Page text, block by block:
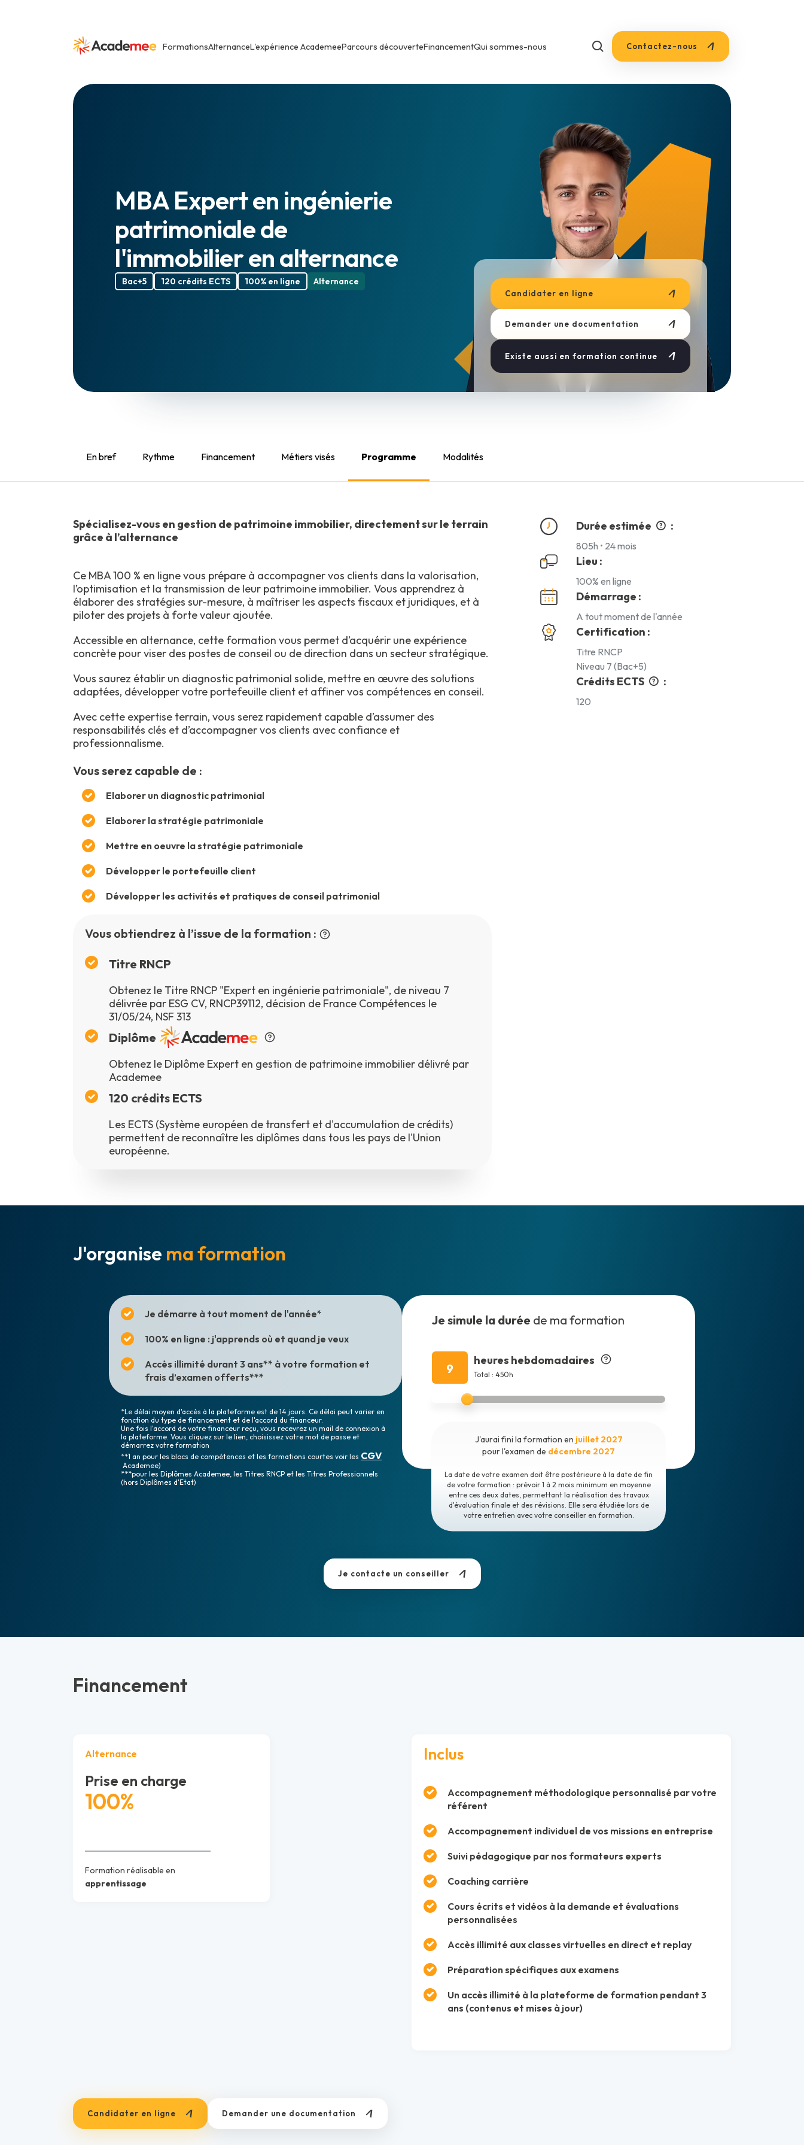
FormationsAlternanceL'expérience AcademeeParcours découverteFinancementQui sommes-nous Contactez-nous
MBA Expert en ingénierie
patrimoniale de
l'immobilieren alternance
Bac+5 120 crédits ECTS 100% en ligne Alternance
Candidater en ligne
Demander une documentation
Existe aussi en formation continue
En bref Rythme Financement Métiers visés Programme Modalités
Spécialisez-vous en gestion de patrimoine immobilier, directement sur le terrain
grâce à l’alternance
Ce MBA 100 % en ligne vous prépare à accompagner vos clients dans la valorisation,
l’optimisation et la transmission de leur patrimoine immobilier. Vous apprendrez à
élaborer des stratégies sur-mesure, à maîtriser les aspects fiscaux et juridiques, et à
piloter des projets à forte valeur ajoutée.
Accessible en alternance, cette formation vous permet d’acquérir une expérience
concrète pour viser des postes de conseil ou de direction dans un secteur stratégique.
Vous saurez établir un diagnostic patrimonial solide, mettre en œuvre des solutions
adaptées, développer votre portefeuille client et affiner vos compétences en conseil.
Avec cette expertise terrain, vous serez rapidement capable d’assumer des
responsabilités clés et d’accompagner vos clients avec confiance et
professionnalisme.
Vous serez capable de :
Elaborer un diagnostic patrimonial
Elaborer la stratégie patrimoniale
Mettre en oeuvre la stratégie patrimoniale
Développer le portefeuille client
Développer les activités et pratiques de conseil patrimonial
Vous obtiendrez à l’issue de la formation :
Titre RNCP
Obtenez le Titre RNCP "Expert en ingénierie patrimoniale", de niveau 7
délivrée par ESG CV, RNCP39112, décision de France Compétences le
31/05/24, NSF 313
Diplôme
Obtenez le Diplôme Expert en gestion de patrimoine immobilier délivré par
Academee
120 crédits ECTS
Les ECTS (Système européen de transfert et d'accumulation de crédits)
permettent de reconnaître les diplômes dans tous les pays de l'Union
européenne.
Durée estimée :
805h • 24 mois
Lieu :
100% en ligne
Démarrage :
A tout moment de l'année
Certification :
Titre RNCP
Niveau 7 (Bac+5)
Crédits ECTS :
120
J'organise ma formation
Je démarre à tout moment de l'année*
100% en ligne : j'apprends où et quand je veux
Accès illimité durant 3 ans** à votre formation et
frais d’examen offerts***
*Le délai moyen d'accès à la plateforme est de 14 jours. Ce délai peut varier en
fonction du type de financement et de l'accord du financeur.
Une fois l'accord de votre financeur reçu, vous recevrez un mail de connexion à
la plateforme. Vous cliquez sur le lien, choisissez votre mot de passe et
démarrez votre formation
**1 an pour les blocs de compétences et les formations courtes voir les CGV
Academee)
***pour les Diplômes Academee, les Titres RNCP et les Titres Professionnels
(hors Diplômes d'Etat)
Je simule la durée de ma formation
9
heures hebdomadaires
Total : 450h
J'aurai fini la formation en juillet 2027
pour l'examen de décembre 2027
La date de votre examen doit être postérieure à la date de fin
de votre formation : prévoir 1 à 2 mois minimum en moyenne
entre ces deux dates, permettant la réalisation des travaux
d'évaluation finale et des révisions. Elle sera étudiée lors de
votre entretien avec votre conseiller en formation.
Je contacte un conseiller
Financement
Alternance
Prise en charge
100%
Formation réalisable en
apprentissage
Inclus
Accompagnement méthodologique personnalisé par votre
référent
Accompagnement individuel de vos missions en entreprise
Suivi pédagogique par nos formateurs experts
Coaching carrière
Cours écrits et vidéos à la demande et évaluations
personnalisées
Accès illimité aux classes virtuelles en direct et replay
Préparation spécifiques aux examens
Un accès illimité à la plateforme de formation pendant 3
ans (contenus et mises à jour)
Candidater en ligne Demander une documentation